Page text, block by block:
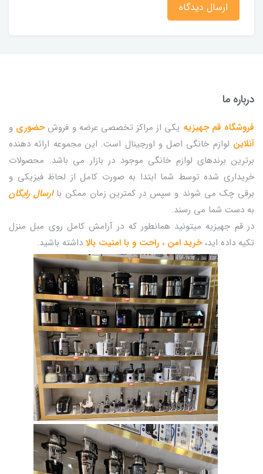
ارسال دیدگاه
درباره ما
فروشگاه قم جهیزیه یکی از مراکز تخصصی عرضه و فروشحضوری و
آنلاین لوازم خانگی اصل و اورجینال است. این مجموعه ارائه دهنده
برترین برندهای لوازم خانگی موجود در بازار می باشد. محصولات
خریداری شده توسط شما ابتدا به صورت کامل از لحاظ فیزیکی و
برقی چک می شوند و سپس در کمترین زمان ممکن با ارسال رایگان
به دست شما می رسند.
در قم جهیزیه میتونید همانطور که در آرامش کامل روی مبل منزل
تکیه داده اید،خرید امن ، راحت و با امنیت بالا داشته باشید.